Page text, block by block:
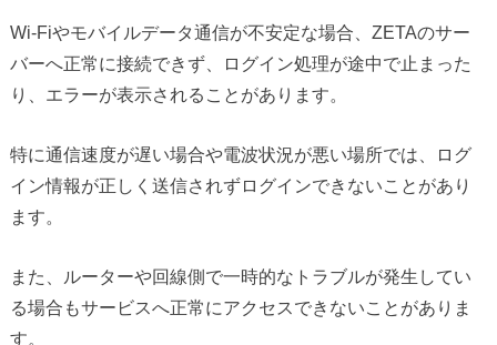
Wi-Fiやモバイルデータ通信が不安定な場合、ZETAのサー
バーへ正常に接続できず、ログイン処理が途中で止まった
り、エラーが表示されることがあります。
特に通信速度が遅い場合や電波状況が悪い場所では、ログ
イン情報が正しく送信されずログインできないことがあり
ます。
また、ルーターや回線側で一時的なトラブルが発生してい
る場合もサービスへ正常にアクセスできないことがありま
す。